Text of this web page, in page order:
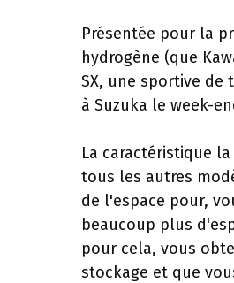
Présentée pour la
hydrogène (que
SX, une sportive
à Suzuka le week-
La caractéristique
tous les autres
de l'espace pour,
beaucoup plus
pour cela, vous
stockage et que